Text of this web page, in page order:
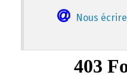
Nous écrire